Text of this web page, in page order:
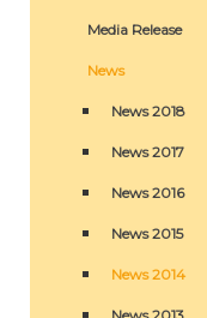
Media Release
News
News 2018
News 2017
News 2016
News 2015
News 2014